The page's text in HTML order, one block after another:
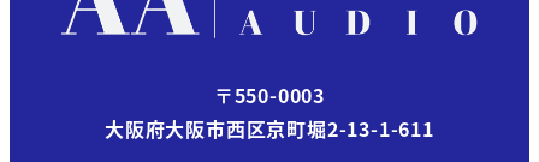
〒550-0003
大阪府大阪市西区京町堀2-13-1-611